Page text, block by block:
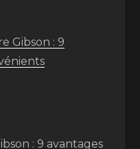
Gibson : 9
: 9 avantages